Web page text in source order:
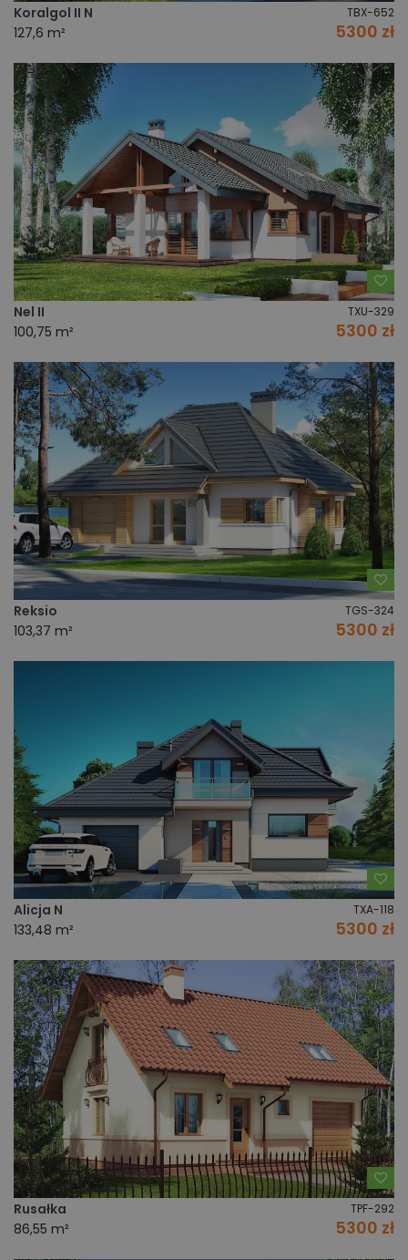
Koralgol II N TBX-652
127,6 m² 5300 zł
Nel II TXU-329
100,75 m² 5300 zł
Reksio TGS-324
103,37 m² 5300 zł
Alicja N TXA-118
133,48 m² 5300 zł
Rusałka TPF-292
86,55 m² 5300 zł